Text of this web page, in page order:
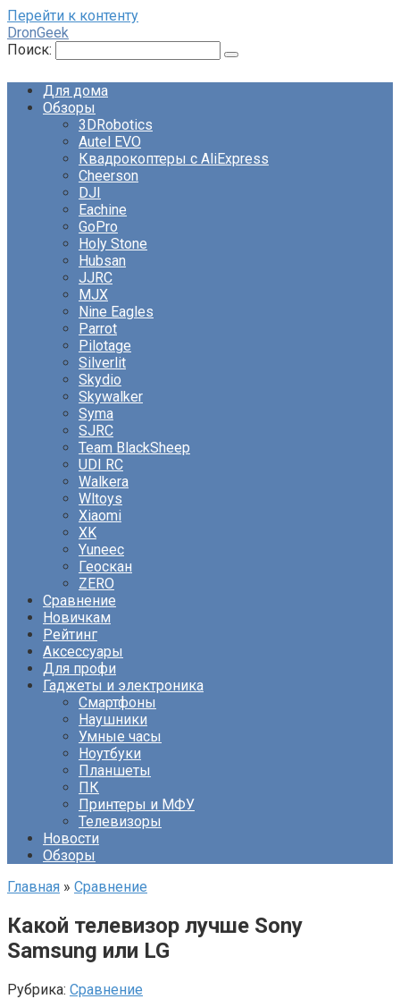
Перейти к контенту
DronGeek
Поиск:
Для дома
Обзоры
3DRobotics
Autel EVO
Квадрокоптеры с AliExpress
Cheerson
DJI
Eachine
GoPro
Holy Stone
Hubsan
JJRC
MJX
Nine Eagles
Parrot
Pilotage
Silverlit
Skydio
Skywalker
Syma
SJRC
Team BlackSheep
UDI RC
Walkera
Wltoys
Xiaomi
XK
Yuneec
Геоскан
ZERO
Сравнение
Новичкам
Рейтинг
Аксессуары
Для профи
Гаджеты и электроника
Смартфоны
Наушники
Умные часы
Ноутбуки
Планшеты
ПК
Принтеры и МФУ
Телевизоры
Новости
Обзоры
Главная » Сравнение
Какой телевизор лучше Sony
Samsung или LG
Рубрика: Сравнение